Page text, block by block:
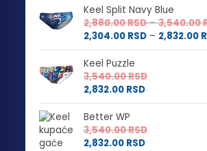
Keel Split Navy Blue
2,880.00RSD – 3,540.00
2,304.00 RSD – 2,832.00
Keel Puzzle
3,540.00RSD
2,832.00 RSD
Better WP
3,540.00RSD
2,832.00 RSD